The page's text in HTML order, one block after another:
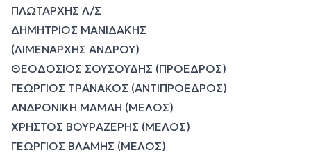
ΠΛΩΤΑΡΧΗΣ Λ/Σ
ΔΗΜΗΤΡΙΟΣ ΜΑΝΙΔΑΚΗΣ
(ΛΙΜΕΝΑΡΧΗΣ ΑΝΔΡΟΥ)
ΘΕΟΔΟΣΙΟΣ ΣΟΥΣΟΥΔΗΣ (ΠΡΟΕΔΡΟΣ)
ΓΕΩΡΓΙΟΣ ΤΡΑΝΑΚΟΣ (ΑΝΤΙΠΡΟΕΔΡΟΣ)
ΑΝΔΡΟΝΙΚΗ ΜΑΜΑΗ (ΜΕΛΟΣ)
ΧΡΗΣΤΟΣ ΒΟΥΡΑΖΕΡΗΣ (ΜΕΛΟΣ)
ΓΕΩΡΓΙΟΣ ΒΛΑΜΗΣ (ΜΕΛΟΣ)